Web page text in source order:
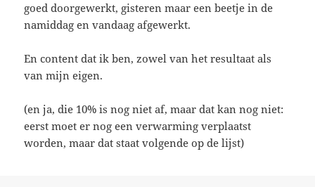
goed doorgewerkt, gisteren maar een beetje in de
namiddag en vandaag afgewerkt.
En content dat ik ben, zowel van het resultaat als
van mijn eigen.
(en ja, die 10% is nog niet af, maar dat kan nog niet:
eerst moet er nog een verwarming verplaatst
worden, maar dat staat volgende op de lijst)